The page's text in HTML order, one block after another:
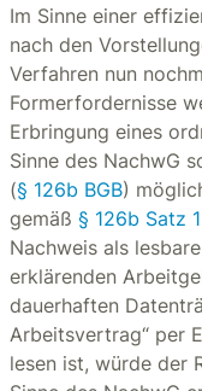
Im Sinne einer
nach den
Verfahren nun
Formerfordernisse
Erbringung eines
Sinne des NachwG
(§ 126b BGB)
gemäß § 126b Satz
Nachweis als
erklärenden
dauerhaften
Arbeitsvertrag“ per
lesen ist, würde der